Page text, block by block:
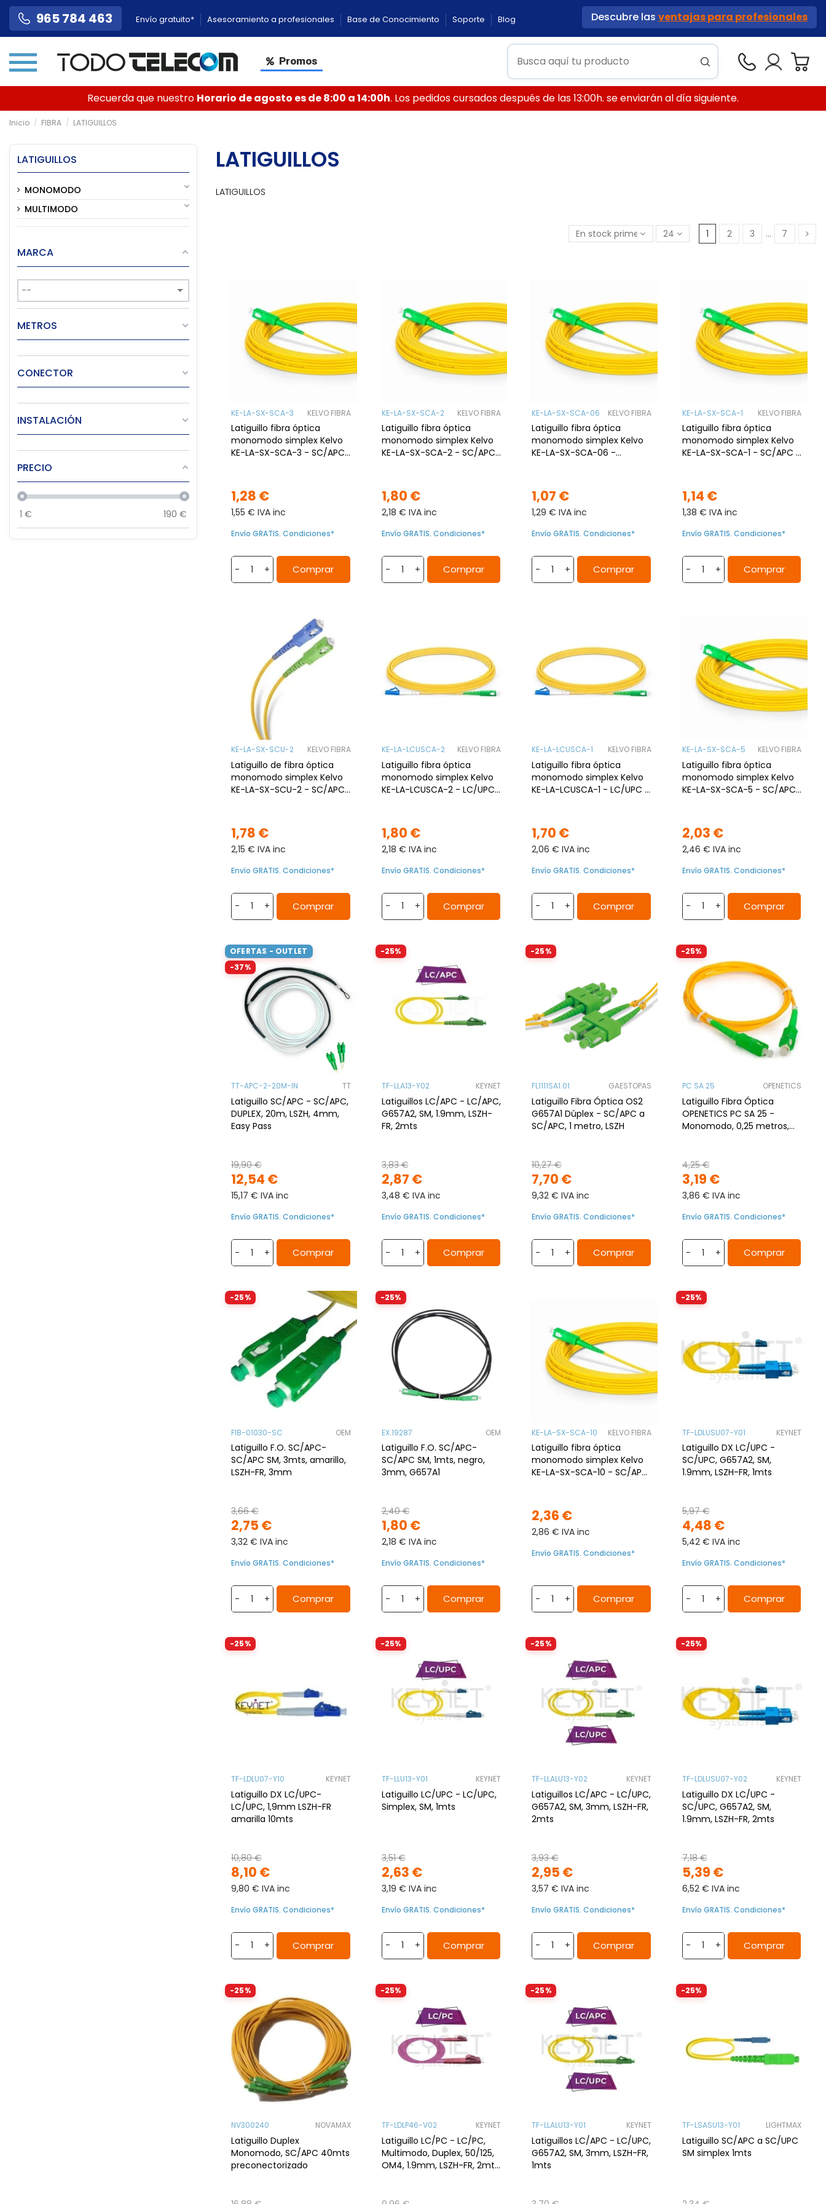
965 784 463 Envío gratuito* Asesoramiento a profesionales Base de Conocimiento Soporte Blog Descubre las ventajas para profesionales
Promos
Recuerda que nuestro Horario de agosto es de 8:00 a 14:00h. Los pedidos cursados después de las 13:00h. se enviarán al día siguiente.
Inicio FIBRA LATIGUILLOS
LATIGUILLOS
LATIGUILLOS
En stock primero 24 1 2 3 … 7
KE-LA-SX-SCA-3 KELVO FIBRA
Latiguillo fibra óptica
monomodo simplex Kelvo
KE-LA-SX-SCA-3 - SC/APC
1,28 €
1,55 € IVA inc
Envío GRATIS. Condiciones*
- + Comprar
KE-LA-SX-SCA-2 KELVO FIBRA
Latiguillo fibra óptica
monomodo simplex Kelvo
KE-LA-SX-SCA-2 - SC/APC
1,80 €
2,18 € IVA inc
Envío GRATIS. Condiciones*
- + Comprar
KE-LA-SX-SCA-06 KELVO FIBRA
Latiguillo fibra óptica
monomodo simplex Kelvo
KE-LA-SX-SCA-06 -
1,07 €
1,29 € IVA inc
Envío GRATIS. Condiciones*
- + Comprar
KE-LA-SX-SCA-1 KELVO FIBRA
Latiguillo fibra óptica
monomodo simplex Kelvo
KE-LA-SX-SCA-1 - SC/APC a
1,14 €
1,38 € IVA inc
Envío GRATIS. Condiciones*
- + Comprar
KE-LA-SX-SCU-2 KELVO FIBRA
Latiguillo de fibra óptica
monomodo simplex Kelvo
KE-LA-SX-SCU-2 - SC/APC
1,78 €
2,15 € IVA inc
Envío GRATIS. Condiciones*
- + Comprar
KE-LA-LCUSCA-2 KELVO FIBRA
Latiguillo fibra óptica
monomodo simplex Kelvo
KE-LA-LCUSCA-2 - LC/UPC
1,80 €
2,18 € IVA inc
Envío GRATIS. Condiciones*
- + Comprar
KE-LA-LCUSCA-1 KELVO FIBRA
Latiguillo fibra óptica
monomodo simplex Kelvo
KE-LA-LCUSCA-1 - LC/UPC a
1,70 €
2,06 € IVA inc
Envío GRATIS. Condiciones*
- + Comprar
KE-LA-SX-SCA-5 KELVO FIBRA
Latiguillo fibra óptica
monomodo simplex Kelvo
KE-LA-SX-SCA-5 - SC/APC
2,03 €
2,46 € IVA inc
Envío GRATIS. Condiciones*
- + Comprar
OFERTAS - OUTLET
-37%
TT-APC-2-20M-IN TT
Latiguillo SC/APC - SC/APC,
DUPLEX, 20m, LSZH, 4mm,
Easy Pass
12,54 €
19,90 €
15,17 € IVA inc
Envío GRATIS. Condiciones*
- + Comprar
-25%
TF-LLA13-Y02 KEYNET
Latiguillos LC/APC - LC/APC,
G657A2, SM, 1.9mm, LSZH-
FR, 2mts
2,87 €
3,83 €
3,48 € IVA inc
Envío GRATIS. Condiciones*
- + Comprar
-25%
FL1111SA1.01 GAESTOPAS
Latiguillo Fibra Óptica OS2
G657A1 Dúplex - SC/APC a
SC/APC, 1 metro, LSZH
7,70 €
10,27 €
9,32 € IVA inc
Envío GRATIS. Condiciones*
- + Comprar
-25%
PC SA 25 OPENETICS
Latiguillo Fibra Óptica
OPENETICS PC SA 25 -
Monomodo, 0,25 metros,
3,19 €
4,25 €
3,86 € IVA inc
Envío GRATIS. Condiciones*
- + Comprar
-25%
FIB-01030-SC OEM
Latiguillo F.O. SC/APC-
SC/APC SM, 3mts, amarillo,
LSZH-FR, 3mm
2,75 €
3,66 €
3,32 € IVA inc
Envío GRATIS. Condiciones*
- + Comprar
-25%
EX.19287 OEM
Latiguillo F.O. SC/APC-
SC/APC SM, 1mts, negro,
3mm, G657A1
1,80 €
2,40 €
2,18 € IVA inc
Envío GRATIS. Condiciones*
- + Comprar
KE-LA-SX-SCA-10 KELVO FIBRA
Latiguillo fibra óptica
monomodo simplex Kelvo
KE-LA-SX-SCA-10 - SC/APC
2,36 €
2,86 € IVA inc
Envío GRATIS. Condiciones*
- + Comprar
-25%
TF-LDLUSU07-Y01 KEYNET
Latiguillo DX LC/UPC -
SC/UPC, G657A2, SM,
1.9mm, LSZH-FR, 1mts
4,48 €
5,97 €
5,42 € IVA inc
Envío GRATIS. Condiciones*
- + Comprar
-25%
TF-LDLU07-Y10 KEYNET
Latiguillo DX LC/UPC-
LC/UPC, 1,9mm LSZH-FR
amarilla 10mts
8,10 €
10,80 €
9,80 € IVA inc
Envío GRATIS. Condiciones*
- + Comprar
-25%
TF-LLU13-Y01 KEYNET
Latiguillo LC/UPC - LC/UPC,
Simplex, SM, 1mts
2,63 €
3,51 €
3,19 € IVA inc
Envío GRATIS. Condiciones*
- + Comprar
-25%
TF-LLALU13-Y02 KEYNET
Latiguillos LC/APC - LC/UPC,
G657A2, SM, 3mm, LSZH-FR,
2mts
2,95 €
3,93 €
3,57 € IVA inc
Envío GRATIS. Condiciones*
- + Comprar
-25%
TF-LDLUSU07-Y02 KEYNET
Latiguillo DX LC/UPC -
SC/UPC, G657A2, SM,
1.9mm, LSZH-FR, 2mts
5,39 €
7,18 €
6,52 € IVA inc
Envío GRATIS. Condiciones*
- + Comprar
-25%
NV300240 NOVAMAX
Latiguillo Duplex
Monomodo, SC/APC 40mts
preconectorizado
-25%
TF-LDLP46-V02 KEYNET
Latiguillo LC/PC - LC/PC,
Multimodo, Duplex, 50/125,
OM4, 1.9mm, LSZH-FR, 2mts.
-25%
TF-LLALU13-Y01 KEYNET
Latiguillos LC/APC - LC/UPC,
G657A2, SM, 3mm, LSZH-FR,
1mts
-25%
TF-LSASU13-Y01 LIGHTMAX
Latiguillo SC/APC a SC/UPC
SM simplex 1mts
LATIGUILLOS
MONOMODO
MULTIMODO
MARCA
METROS
CONECTOR
INSTALACIÓN
PRECIO
1 € 190 €